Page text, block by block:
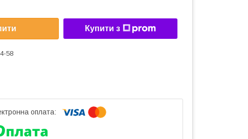
Купити з
58